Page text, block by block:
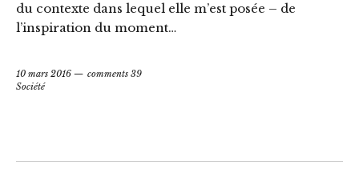
du contexte dans lequel elle m’est posée – de
l’inspiration du moment…
10 mars 2016
comments 39
Société